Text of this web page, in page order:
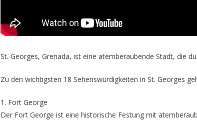
St. Georges, Grenada, ist eine atemberaubende Stadt, die
Zu den wichtigsten 18 Sehenswürdigkeiten in St. Georges
1. Fort George
Der Fort George ist eine historische Festung mit